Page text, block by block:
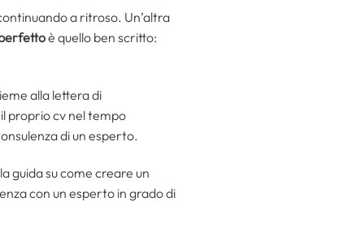
a ritroso. Un’altra
è quello ben scritto:
alla lettera di
proprio cv nel tempo
di un esperto.
guida su come creare un
con un esperto in grado di